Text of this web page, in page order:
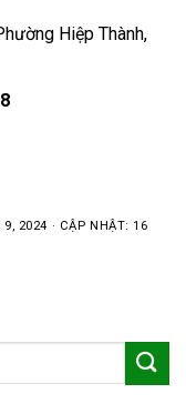
Hiệp Thành,
2024 · CẬP NHẬT: 16